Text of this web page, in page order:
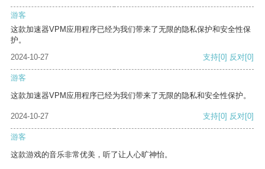
游客
这款加速器VPM应用程序已经为我们带来了无限的隐私保护和安全性保
护。
2024-10-27
支持[0] 反对[0]
游客
这款加速器VPM应用程序已经为我们带来了无限的隐私和安全性保护。
2024-10-27 支持[0] 反对[0]
游客
这款游戏的音乐非常优美，听了让人心旷神怡。